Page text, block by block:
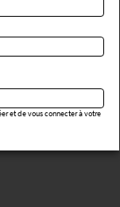
et de vous connecter à votre